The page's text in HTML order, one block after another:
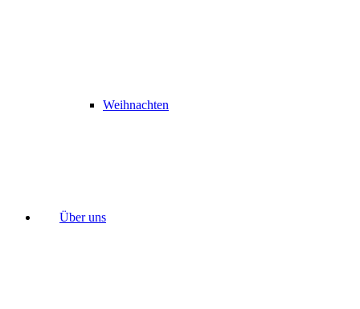
Weihnachten
Über uns